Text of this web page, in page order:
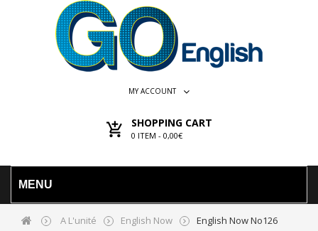
MY ACCOUNT
SHOPPING CART
0 ITEM - 0,00€
MENU
A L'unité English Now English Now No126